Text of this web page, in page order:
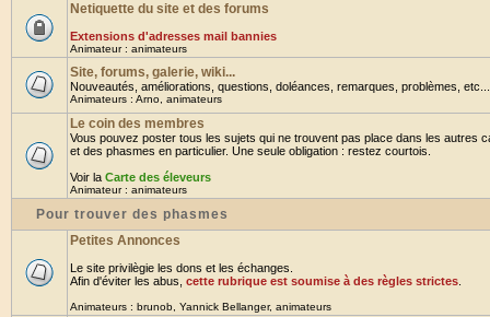
Netiquette du site et des forums
Extensions d'adresses mail bannies
Animateur : animateurs
Site, forums, galerie, wiki...
Nouveautés, améliorations, questions, doléances, remarques, problèmes,
Animateurs : Arno animateurs
Le coin des membres
Vous pouvez poster tous les sujets qui ne trouvent pas place dans les autres
et des phasmes en particulier. Une seule obligation : restez courtois.
Voir la Carte des éleveurs
Animateur : animateurs
Pour trouver des phasmes
Petites Annonces
Le site privilègie les dons et les échanges.
Afin d'éviter les abus, cette rubrique est soumise à des règles strictes
Animateurs : brunob Yannick Bellanger, animateurs